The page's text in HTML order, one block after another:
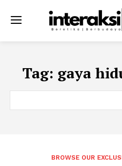
Tag: gaya
BROWSE OUR